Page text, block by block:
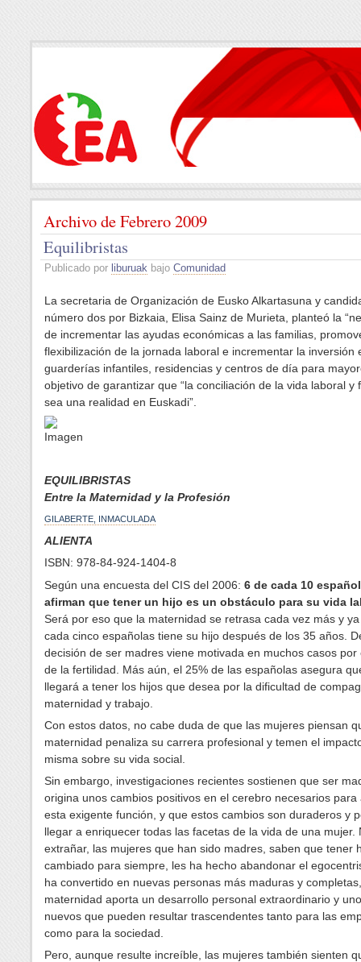
Archivo de Febrero 2009
Equilibristas
Publicado por liburuak bajo Comunidad
La secretaria de Organización de Eusko Alkartasuna y
número dos por Bizkaia, Elisa Sainz de Murieta, planteó la
de incrementar las ayudas económicas a las familias,
flexibilización de la jornada laboral e incrementar la inversión
guarderías infantiles, residencias y centros de día para
objetivo de garantizar que “la conciliación de la vida laboral y
sea una realidad en Euskadi”.
EQUILIBRISTAS
Entre la Maternidad y la Profesión
GILABERTE, INMACULADA
ALIENTA
ISBN: 978-84-924-1404-8
Según una encuesta del CIS del 2006: 6 de cada 10
afirman que tener un hijo es un obstáculo para su vida
Será por eso que la maternidad se retrasa cada vez más y
cada cinco españolas tiene su hijo después de los 35 años.
decisión de ser madres viene motivada en muchos casos por
de la fertilidad. Más aún, el 25% de las españolas asegura
llegará a tener los hijos que desea por la dificultad de
maternidad y trabajo.
Con estos datos, no cabe duda de que las mujeres piensan
maternidad penaliza su carrera profesional y temen el
misma sobre su vida social.
Sin embargo, investigaciones recientes sostienen que ser
origina unos cambios positivos en el cerebro necesarios para
esta exigente función, y que estos cambios son duraderos y
llegar a enriquecer todas las facetas de la vida de una mujer.
extrañar, las mujeres que han sido madres, saben que tener
cambiado para siempre, les ha hecho abandonar el
ha convertido en nuevas personas más maduras y
maternidad aporta un desarrollo personal extraordinario y
nuevos que pueden resultar trascendentes tanto para las
como para la sociedad.
Pero, aunque resulte increíble, las mujeres también sienten